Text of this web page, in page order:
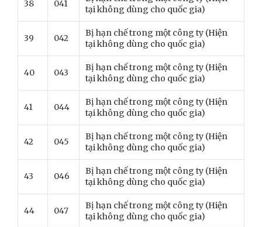
38 041
tại không dùng cho quốc gia)
39 042
Bị hạn chế trong một công ty (Hiện
tại không dùng cho quốc gia)
40 043
Bị hạn chế trong một công ty (Hiện
tại không dùng cho quốc gia)
41 044
Bị hạn chế trong một công ty (Hiện
tại không dùng cho quốc gia)
42 045
Bị hạn chế trong một công ty (Hiện
tại không dùng cho quốc gia)
43 046
Bị hạn chế trong một công ty (Hiện
tại không dùng cho quốc gia)
44 047
Bị hạn chế trong một công ty (Hiện
tại không dùng cho quốc gia)